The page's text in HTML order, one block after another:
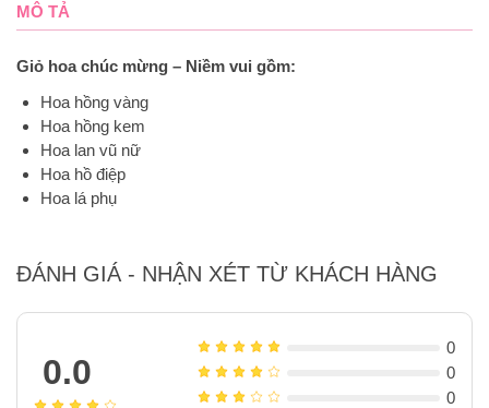
MÔ TẢ
Giỏ hoa chúc mừng – Niềm vui gồm:
Hoa hồng vàng
Hoa hồng kem
Hoa lan vũ nữ
Hoa hồ điệp
Hoa lá phụ
ĐÁNH GIÁ - NHẬN XÉT TỪ KHÁCH HÀNG
0.0
0
0
0